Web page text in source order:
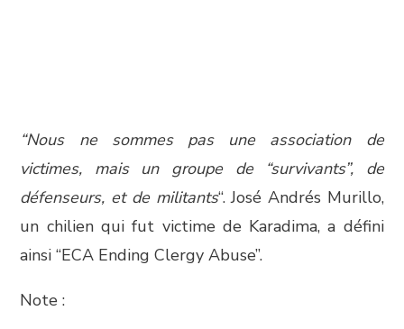
“Nous ne sommes pas une association de
victimes, mais un groupe de “survivants”, de
défenseurs, et de militants“. José Andrés Murillo,
un chilien qui fut victime de Karadima, a défini
ainsi “ECA Ending Clergy Abuse”.
Note :